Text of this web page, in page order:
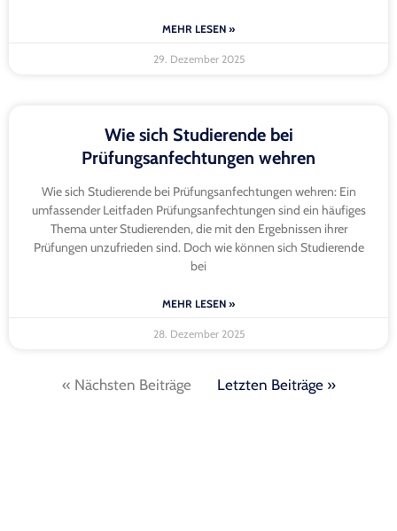
MEHR LESEN »
29. Dezember 2025
Wie sich Studierende bei
Prüfungsanfechtungen wehren
Wie sich Studierende bei Prüfungsanfechtungen wehren: Ein
umfassender Leitfaden Prüfungsanfechtungen sind ein häufiges
Thema unter Studierenden, die mit den Ergebnissen ihrer
Prüfungen unzufrieden sind. Doch wie können sich Studierende
bei
MEHR LESEN »
28. Dezember 2025
« Nächsten Beiträge Letzten Beiträge »